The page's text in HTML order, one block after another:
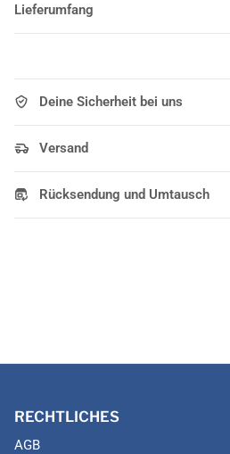
Lieferumfang
Deine Sicherheit bei uns
Versand
Rücksendung und Umtausch
RECHTLICHES
AGB